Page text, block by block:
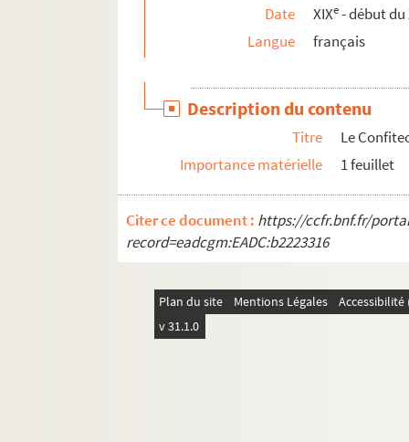
Ms C 878. Déclaration de Jules Vaudry, ex-
Ms C 879. Poésies
Ms C 880. Copies de poèmes, poésies, etc.
Ms C 881. Note de diverses oeuvres
Ms C 882. Consutation sur la quadrature
Ms C 883. Lettre de Monsieur Brault
Ms C 884. Lettres autographes de René
Ms C 885. Lettre de la concierge de la mairie de
Ms C 886. Lettres autographes relatives aux
Ms C 887. Lettre du conseil municipal de Vire
Ms C 888. Tableau des élections de 1877 et
Date
XIXe- début du
Langue
français
Description du contenu
Titre
Le
Importance matérielle
1 feuillet
Citer ce document : https://ccfr.bnf.fr/
record=eadcgm:EADC:b2223316
Plan du site Mentions Légales
v 31.1.0